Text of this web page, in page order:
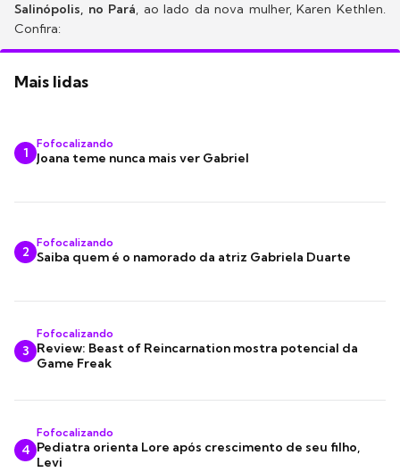
Salinópolis, no Pará, ao lado da nova mulher, Karen Kethlen.
Confira:
Mais lidas
1
Fofocalizando
Joana teme nunca mais ver Gabriel
2
Fofocalizando
Saiba quem é o namorado da atriz Gabriela Duarte
3
Fofocalizando
Review: Beast of Reincarnation mostra potencial da
Game Freak
4
Fofocalizando
Pediatra orienta Lore após crescimento de seu filho,
Levi